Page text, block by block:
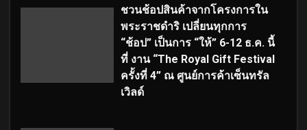
ชวนช้อปสินค้าจากโครงการใน
พระราชดำริ เปลี่ยนทุกการ
“ช้อป” เป็นการ “ให้” 6-12 ธ.ค. นี้
ที่ งาน “The Royal Gift Festival
ครั้งที่ 4” ณ ศูนย์การค้าเซ็นทรัล
เวิลด์